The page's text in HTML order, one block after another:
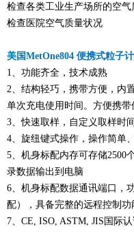
检查各类工业生产场所的空气
检查医院空气质量状况
美国MetOne804 便携式粒子
1、功能齐全，技术成熟
2、结构轻巧，携带方便，内
单次充电使用时间。方便携带
3、快速取样，自定义取样时
4、旋纽键式操作，操作简单
5、机身标配内存可存储2500
录数据输出到电脑
6、机身标配数据通讯端口，
配），具备完整的远程控制功
7、CE, ISO, ASTM, JIS国际认